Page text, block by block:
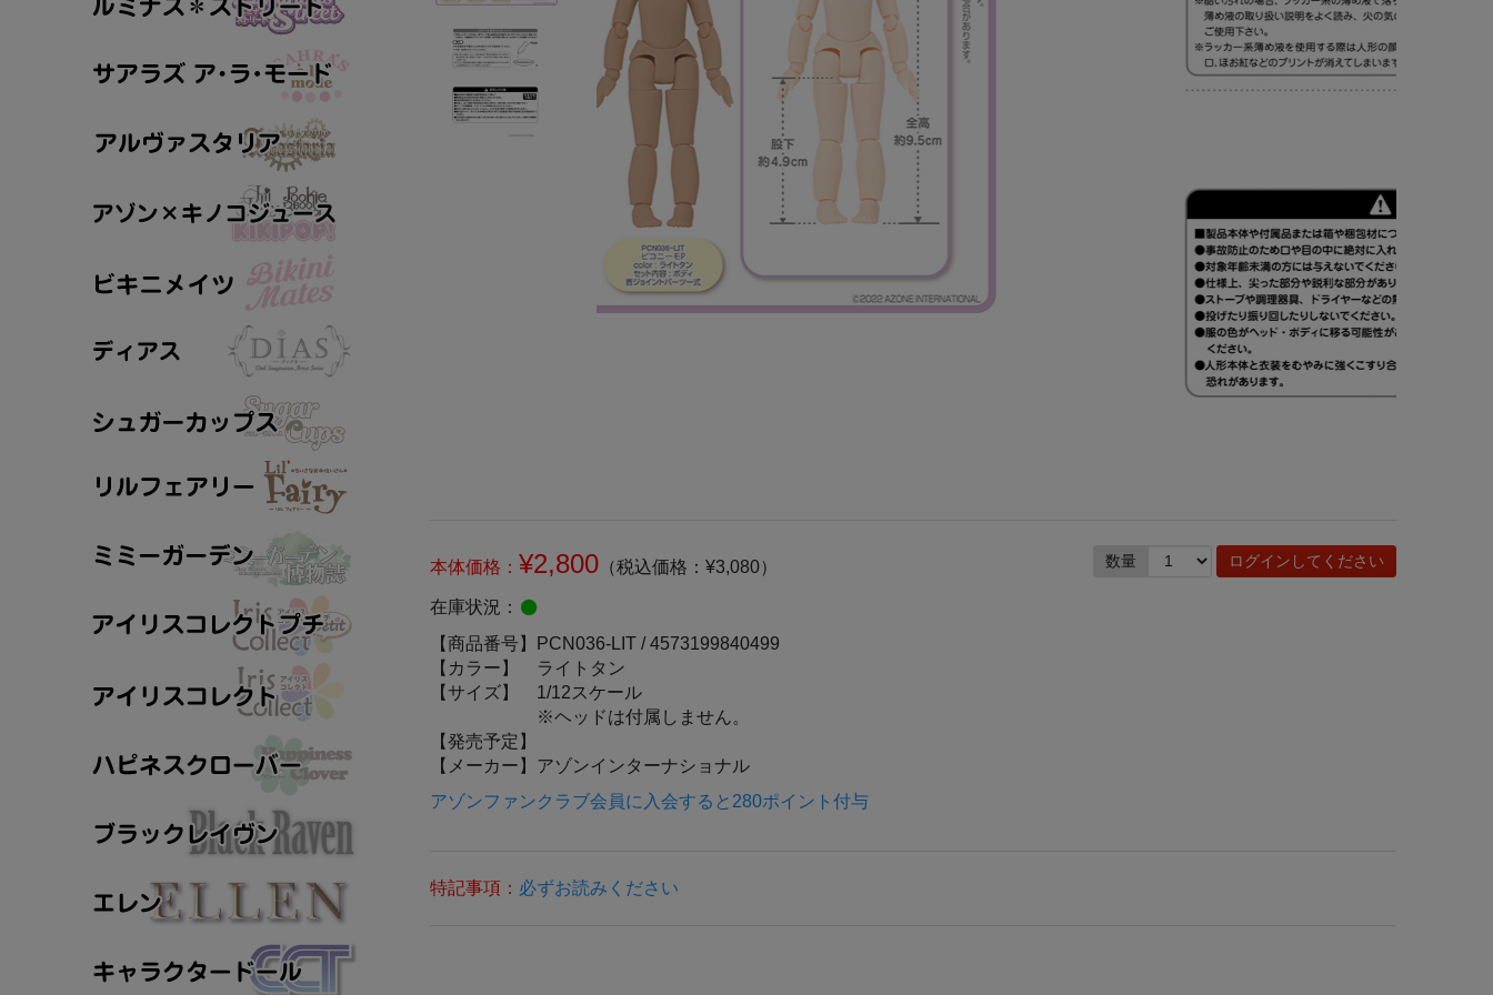
本体価格： ¥2,800 （税込価格：¥3,080）
在庫状況：
数量 ログインしてください
【商品番号】 PCN036-LIT /4573199840499
【カラー】
ライトタン
【サイズ】
1/12スケール
※ヘッドは付属しません。
【発売予定】
【メーカー】 アゾンインターナショナル
アゾンファンクラブ会員に入会すると280ポイント付与
特記事項： 必ずお読みください